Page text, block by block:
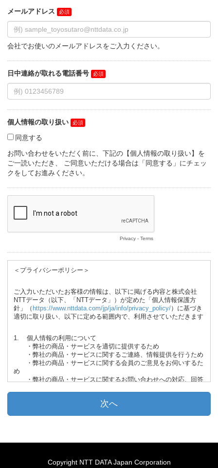
メールアドレス
会社でお使いのメールアドレスをご入力ください。
日中連絡が取れる電話番号
個人情報の取り扱い
同意する
お問い合わせをいただく前に、下記の【個人情報の取り扱い】を
ご一読いただき、 ご同意いただける場合は「同意する」にチェッ
クをしてお進みください。
Privacy - Terms
＜プライバシーポリシー＞
ご入力いただいたお客様の情報は、以下に掲げる内容と株式会社
NTTデータ（以下、「NTTデータ」）が定めた「個人情報保護方
針」（ https://www.nttdata.com/jp/ja/info/privacy_policy/）に基づき
適切に取り扱い、以下に定める範囲内で、利用させていただきます
1. 個人情報の利用について
・弊社の商品・サービスを適切に提供するため
・弊社の商品・サービスに関するご連絡、情報提供を行うため
・弊社の商品・サービスに関する会員のご意見をお伺いするた
め
・弊社の商品・サービスに関するお問い合わせへの対応、回答
また、ご入力いただいた個人情報（ご氏名、ご連絡先、業種等の入
（https://www.nttdata.com/global/ja/）、NTTデータのグループ会社
先である株式会社NTTDXパートナー（
NTT DXパートナー | DXのそ
Copyright NTT DATA Japan Corporation